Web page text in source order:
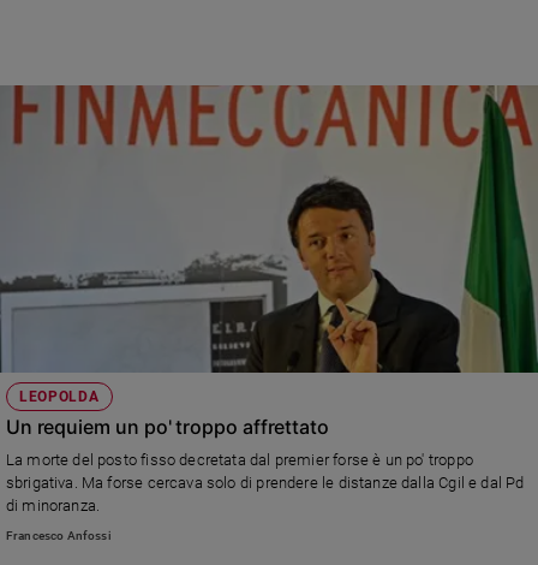
LEOPOLDA
Un requiem un po' troppo affrettato
La morte del posto fisso decretata dal premier forse è un po' troppo
sbrigativa. Ma forse cercava solo di prendere le distanze dalla Cgil e dal Pd
di minoranza.
Francesco Anfossi